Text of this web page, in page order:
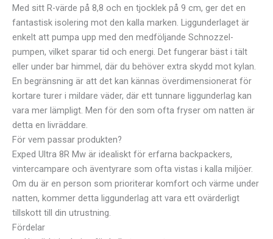
Med sitt R-värde på 8,8 och en tjocklek på 9 cm, ger det en
fantastisk isolering mot den kalla marken. Liggunderlaget är
enkelt att pumpa upp med den medföljande Schnozzel-
pumpen, vilket sparar tid och energi. Det fungerar bäst i tält
eller under bar himmel, där du behöver extra skydd mot kylan.
En begränsning är att det kan kännas överdimensionerat för
kortare turer i mildare väder, där ett tunnare liggunderlag kan
vara mer lämpligt. Men för den som ofta fryser om natten är
detta en livräddare.
För vem passar produkten?
Exped Ultra 8R Mw är idealiskt för erfarna backpackers,
vintercampare och äventyrare som ofta vistas i kalla miljöer.
Om du är en person som prioriterar komfort och värme under
natten, kommer detta liggunderlag att vara ett ovärderligt
tillskott till din utrustning.
Fördelar